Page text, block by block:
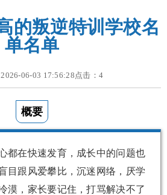
的叛逆特训学校名
单名单
06-03 17:56:28点击： 4
概要
都在快速发育，成长中的问题也
目跟风爱攀比，沉迷网络，厌学
漠，家长要记住，打骂解决不了